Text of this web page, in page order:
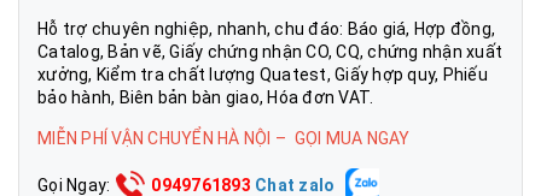
Hỗ trợ chuyên nghiệp, nhanh, chu đáo: Báo giá, Hợp đồng,
Catalog, Bản vẽ, Giấy chứng nhận CO, CQ, chứng nhận xuất
xưởng, Kiểm tra chất lượng Quatest, Giấy hợp quy, Phiếu
bảo hành, Biên bản bàn giao, Hóa đơn VAT.
MIỄN PHÍ VẬN CHUYỂN HÀ NỘI – GỌI MUA NGAY
Gọi Ngay: 0949761893 Chat zalo